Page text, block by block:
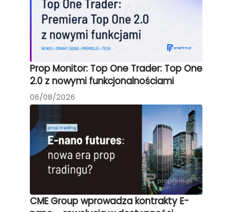
Prop Monitor: Top One Trader: Top One
2.0 z nowymi funkcjonalnościami
06/08/2026
CME Group wprowadza kontrakty E-